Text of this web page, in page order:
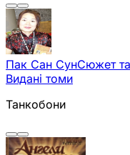
Пак Сан СунСюжет та
Видані томи
Танкобони